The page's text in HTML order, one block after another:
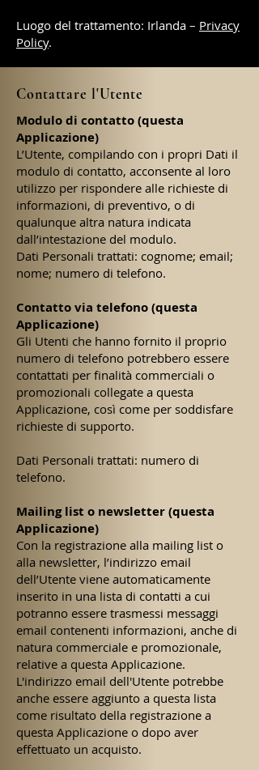
Luogo del trattamento: Irlanda – Privacy
Policy.
Contattare l'Utente
Modulo di contatto (questa
Applicazione)
L’Utente, compilando con i propri Dati il
modulo di contatto, acconsente al loro
utilizzo per rispondere alle richieste di
informazioni, di preventivo, o di
qualunque altra natura indicata
dall’intestazione del modulo.
Dati Personali trattati: cognome; email;
nome; numero di telefono.
Contatto via telefono (questa
Applicazione)
Gli Utenti che hanno fornito il proprio
numero di telefono potrebbero essere
contattati per finalità commerciali o
promozionali collegate a questa
Applicazione, così come per soddisfare
richieste di supporto.
Dati Personali trattati: numero di
telefono.
Mailing list o newsletter (questa
Applicazione)
Con la registrazione alla mailing list o
alla newsletter, l’indirizzo email
dell’Utente viene automaticamente
inserito in una lista di contatti a cui
potranno essere trasmessi messaggi
email contenenti informazioni, anche di
natura commerciale e promozionale,
relative a questa Applicazione.
L'indirizzo email dell'Utente potrebbe
anche essere aggiunto a questa lista
come risultato della registrazione a
questa Applicazione o dopo aver
effettuato un acquisto.